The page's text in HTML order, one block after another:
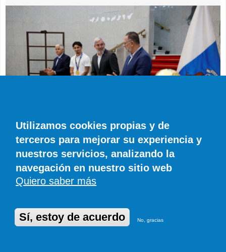
DEPORTES
Tras el Mundial, el canario Yéremy Pino se
marca un nuevo reto: ganar la Liga de
Campeones
Utilizamos cookies propias y de
terceros para mejorar su experiencia y
nuestros servicios, analizando la
navegación en nuestro sitio web
Quiero saber más
Sí, estoy de acuerdo No, gracias